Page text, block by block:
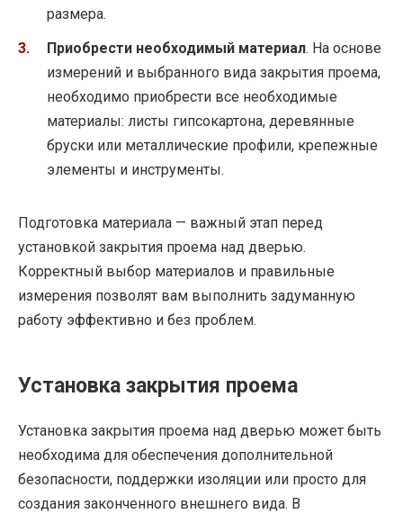
размера.
Приобрести необходимый материал. На основе
измерений и выбранного вида закрытия проема,
необходимо приобрести все необходимые
материалы: листы гипсокартона, деревянные
бруски или металлические профили, крепежные
элементы и инструменты.
Подготовка материала — важный этап перед
установкой закрытия проема над дверью.
Корректный выбор материалов и правильные
измерения позволят вам выполнить задуманную
работу эффективно и без проблем.
Установка закрытия проема
Установка закрытия проема над дверью может быть
необходима для обеспечения дополнительной
безопасности, поддержки изоляции или просто для
создания законченного внешнего вида. В